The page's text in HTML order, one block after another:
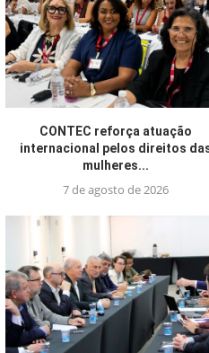
CONTEC reforça atuação
internacional pelos direitos
mulheres...
7 de agosto de 2026